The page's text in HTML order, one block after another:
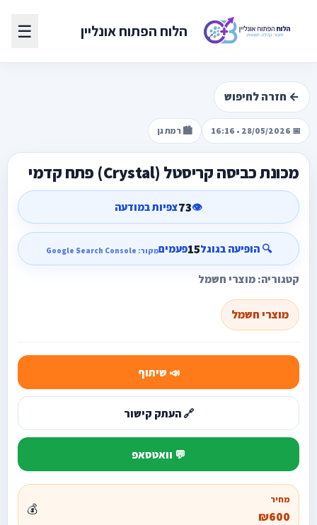
הלוח הפתוח אונליין ☰
← חזרה לחיפוש
📅 28/05/2026 • 16:16 🏙️ רמת גן
מכונת כביסה קריסטל (Crystal) פתח קדמי
👁️
73צפיות במודעה
🔍 הופיעה בגוגל15פעמיםמקור: Google Search Console
קטגוריה: מוצרי חשמל
מוצרי חשמל
📣 שיתוף
🔗 העתק קישור
💬 וואטסאפ
מחיר
₪600
💰